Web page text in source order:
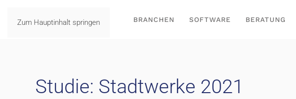
Zum Hauptinhalt springen BRANCHEN SOFTWARE BERATUNG
Studie: Stadtwerke 2021